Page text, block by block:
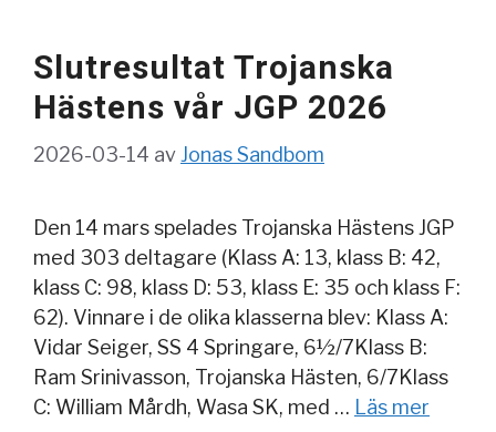
Slutresultat Trojanska
Hästens vår JGP 2026
2026-03-14 avJonas Sandbom
Den 14 mars spelades Trojanska Hästens JGP
med 303 deltagare (Klass A: 13, klass B: 42,
klass C: 98, klass D: 53, klass E: 35 och klass F:
62). Vinnare i de olika klasserna blev: Klass A:
Vidar Seiger, SS 4 Springare, 6½/7Klass B:
Ram Srinivasson, Trojanska Hästen, 6/7Klass
C: William Mårdh, Wasa SK, med … Läs mer